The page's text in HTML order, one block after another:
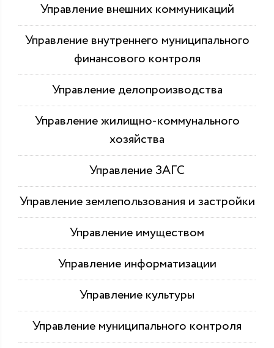
Управление внешних коммуникаций
Управление внутреннего муниципального
финансового контроля
Управление делопроизводства
Управление жилищно-коммунального
хозяйства
Управление ЗАГС
Управление землепользования и застройки
Управление имуществом
Управление информатизации
Управление культуры
Управление муниципального контроля